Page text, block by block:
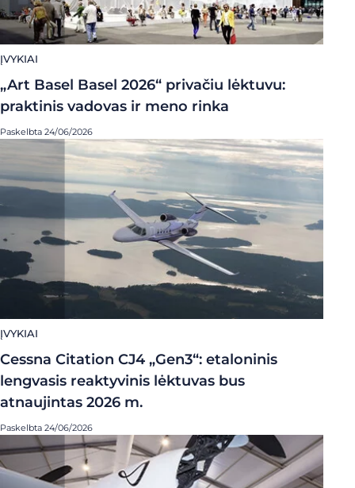
ĮVYKIAI
„Art Basel Basel 2026“ privačiu lėktuvu:
praktinis vadovas ir meno rinka
Paskelbta 24/06/2026
ĮVYKIAI
Cessna Citation CJ4 „Gen3“: etaloninis
lengvasis reaktyvinis lėktuvas bus
atnaujintas 2026 m.
Paskelbta 24/06/2026